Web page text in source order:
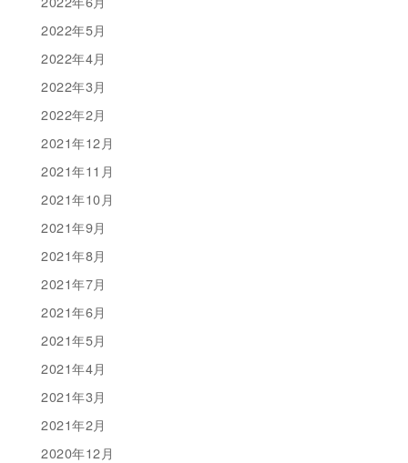
2022年5月
2022年4月
2022年3月
2022年2月
2021年12月
2021年11月
2021年10月
2021年9月
2021年8月
2021年7月
2021年6月
2021年5月
2021年4月
2021年3月
2021年2月
2020年12月